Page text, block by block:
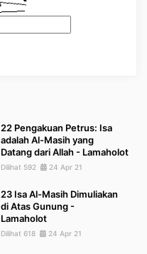
22 Pengakuan Petrus: Isa
adalah Al-Masih yang
Datang dari Allah - Lamaholot
Dilihat 592 24 Apr 21
23 Isa Al-Masih Dimuliakan
di Atas Gunung -
Lamaholot
Dilihat 618 24 Apr 21